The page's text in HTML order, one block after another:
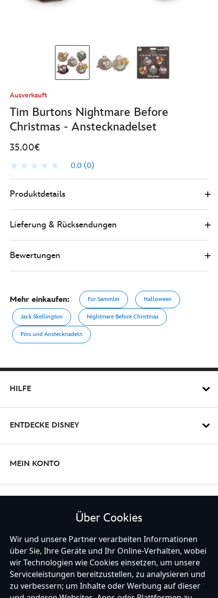
Ausverkauft
Tim Burtons Nightmare Before
Christmas - Anstecknadelset
35.00€
0.0 (0)
35.00
https://www.disneystore.de/tim-
burtons-
before-
christmas-
438039874857.html
http://schema.org/OutOfStock
Produktdetails
Lieferung & Rücksendungen
Bewertungen
Mehr einkaufen: Für Sammler Halloween
Jack Skellington Nightmare Before Christmas
Pins und Anstecknadeln
HILFE
ENTDECKE DISNEY
MEIN KONTO
Germany
Über Cookies
Wir und unsere Partner verarbeiten Informationen
über Sie, Ihre Geräte und Ihr Online-Verhalten, wobei
wir Technologien wie Cookies einsetzen, um unsere
Serviceleistungen bereitzustellen, zu analysieren und
zu verbessern; um Inhalte oder Werbung auf dieser